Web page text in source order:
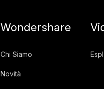
Wondershare
Chi Siamo
Novità